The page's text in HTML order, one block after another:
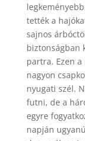
tették a
sajnos
biztonságban
partra. Ezen
nagyon
nyugati szél.
futni, de a
egyre
napján